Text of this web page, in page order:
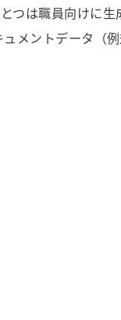
つは職員向けに生
メントデータ（